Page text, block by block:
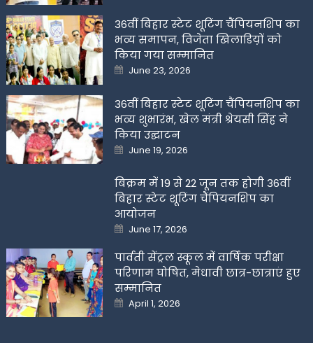
36वीं बिहार स्टेट शूटिंग चैंपियनशिप का
भव्य समापन, विजेता खिलाडिय़ों को
किया गया सम्मानित
Posted
on
June 23, 2026
36वीं बिहार स्टेट शूटिंग चैंपियनशिप का
भव्य शुभारंभ, खेल मंत्री श्रेयसी सिंह ने
किया उद्घाटन
Posted
on
June 19, 2026
बिक्रम में 19 से 22 जून तक होगी 36वीं
बिहार स्टेट शूटिंग चैंपियनशिप का
आयोजन
Posted
on
June 17, 2026
पार्वती सेंट्रल स्कूल में वार्षिक परीक्षा
परिणाम घोषित, मेधावी छात्र-छात्राएं हुए
सम्मानित
Posted
on
April 1, 2026